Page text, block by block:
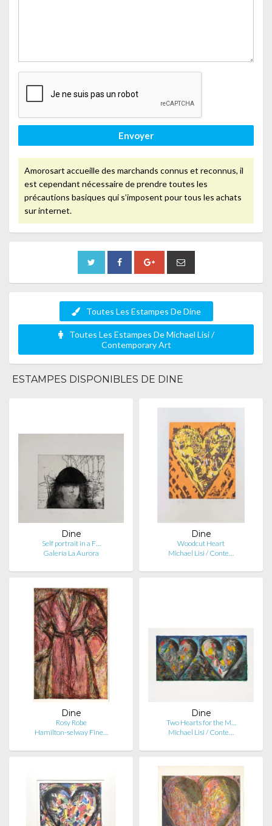
Envoyer
Amorosart accueille des marchands connus et reconnus, il
est cependant nécessaire de prendre toutes les
précautions basiques qui s’imposent pour tous les achats
sur internet.
Toutes Les Estampes De Dine
Toutes Les Estampes De Michael Lisi /
Contemporary Art
ESTAMPES DISPONIBLES DE DINE
Dine
Self portrait in a F…
Galería La Aurora
Dine
Woodcut Heart
Michael Lisi / Conte…
Dine
Rosy Robe
Hamilton-selway Fine…
Dine
Two Hearts for the M…
Michael Lisi / Conte…